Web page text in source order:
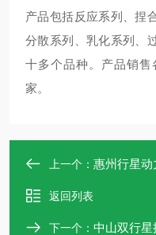
产品包括反应系列、捏
分散系列、乳化系列、
十多个品种。产品销
家。
上一个： 惠州行星动
返回列表
下一个： 中山双行星